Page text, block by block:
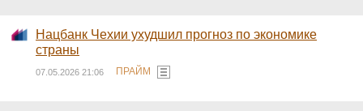
Нацбанк Чехии ухудшил прогноз по экономике
страны
07.05.2026 21:06 ПРАЙМ